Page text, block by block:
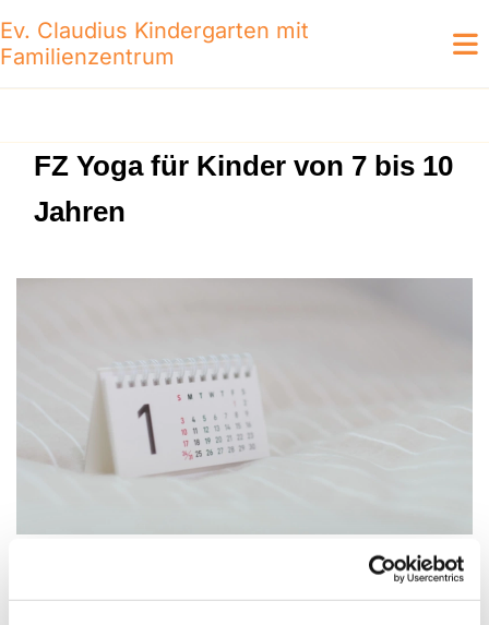
Ev. Claudius Kindergarten mit
Familienzentrum
FZ Yoga für Kinder von 7 bis 10
Jahren